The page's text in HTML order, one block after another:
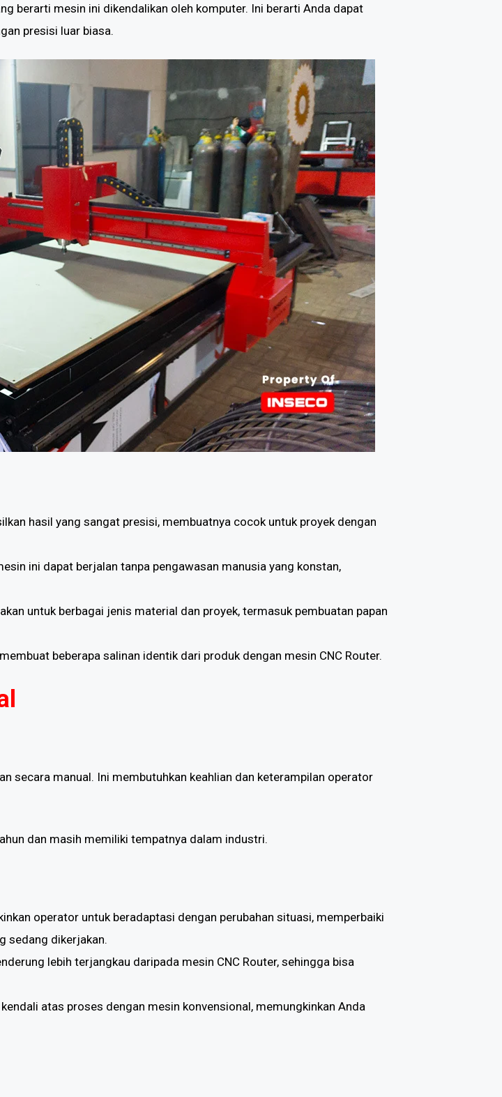
berarti mesin ini dikendalikan oleh komputer. Ini berarti Anda dapat
presisi luar biasa.
hasil yang sangat presisi, membuatnya cocok untuk proyek dengan
ini dapat berjalan tanpa pengawasan manusia yang konstan,
untuk berbagai jenis material dan proyek, termasuk pembuatan papan
beberapa salinan identik dari produk dengan mesin CNC Router.
secara manual. Ini membutuhkan keahlian dan keterampilan operator
dan masih memiliki tempatnya dalam industri.
operator untuk beradaptasi dengan perubahan situasi, memperbaiki
sedang dikerjakan.
lebih terjangkau daripada mesin CNC Router, sehingga bisa
atas proses dengan mesin konvensional, memungkinkan Anda